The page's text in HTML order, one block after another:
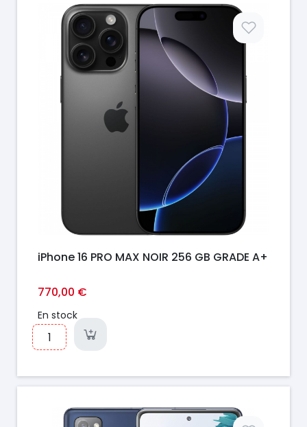
iPhone 16 PRO MAX NOIR 256 GB GRADE A+
770,00 €
En stock